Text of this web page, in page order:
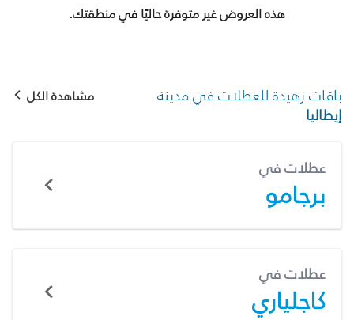
هذه العروض غير متوفرة حاليًا في منطقتك.
باقات زهيدة للعطلات في مدينة
إيطاليا
مشاهدة الكل
عطلات في
برجامو
عطلات في
كاجلياري